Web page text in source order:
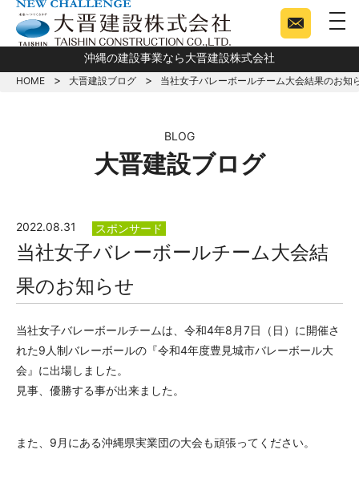
沖縄の建設事業なら大晋建設株式会社
HOME 大晋建設ブログ 当社女子バレーボールチーム大会結果のお知
BLOG
大晋建設ブログ
2022.08.31 スポンサード
当社女子バレーボールチーム大会結
果のお知らせ
当社女子バレーボールチームは、令和4年8月7日（日）に開催さ
れた9人制バレーボールの『令和4年度豊見城市バレーボール大
会』に出場しました。
見事、優勝する事が出来ました。
また、9月にある沖縄県実業団の大会も頑張ってください。